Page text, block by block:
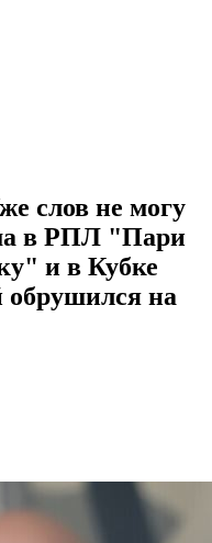
слов не могу
в РПЛ "Пари
и в Кубке
на